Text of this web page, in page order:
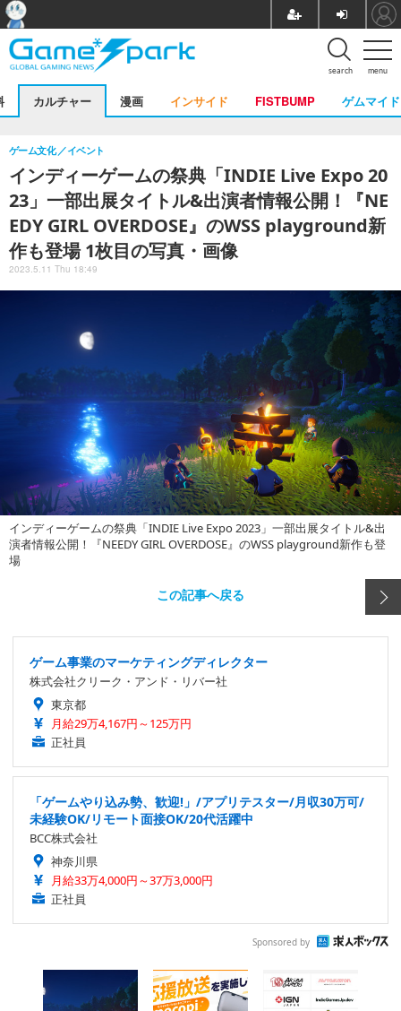
menu
search
カルチャー 漫画 インサイド FISTBUMP ゲムマイド
インディーゲームの祭典「INDIE Live Expo 20
23」一部出展タイトル&出演者情報公開！『NE
EDY GIRL OVERDOSE』のWSS playground新
作も登場 1枚目の写真・画像
ゲーム文化 イベント
2023.5.11 Thu 18:49
インディーゲームの祭典「INDIE Live Expo 2023」一部出展タイトル&出
演者情報公開！『NEEDY GIRL OVERDOSE』のWSS playground新作も登
場
この記事へ戻る
ゲーム事業のマーケティングディレクター
株式会社クリーク・アンド・リバー社
東京都
月給29万4,167円～125万円
正社員
「ゲームやり込み勢、歓迎!」/アプリテスター/月収30万可/
未経験OK/リモート面接OK/20代活躍中
BCC株式会社
神奈川県
月給33万4,000円～37万3,000円
正社員
Sponsored by